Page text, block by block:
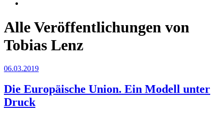
Alle Veröffentlichungen von
Tobias Lenz
06.03.2019
Die Europäische Union. Ein Modell unter
Druck